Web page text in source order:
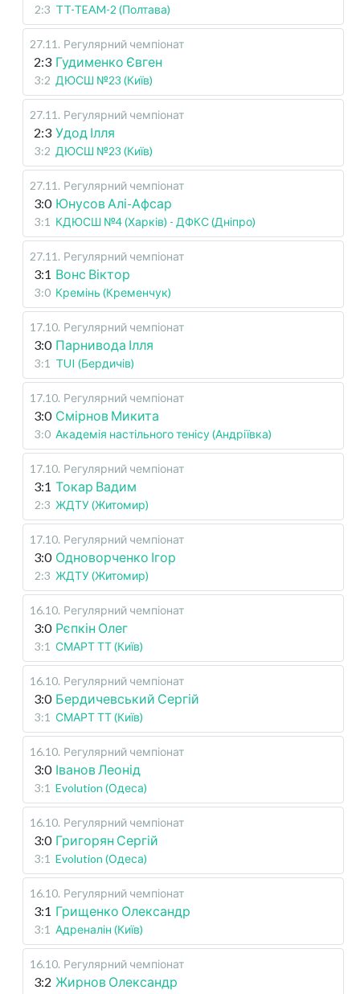
2:3 TT-TEAM-2 (Полтава)
27.11 . Регулярний чемпіонат
2:3 Гудименко Євген
3:2 ДЮСШ №23 (Київ)
27.11 . Регулярний чемпіонат
2:3 Удод Ілля
3:2 ДЮСШ №23 (Київ)
27.11 . Регулярний чемпіонат
3:0 Юнусов Алі-Афсар
3:1 КДЮСШ №4 (Харків) - ДФКС (Дніпро)
27.11 . Регулярний чемпіонат
3:1 Вонс Віктор
3:0 Кремінь (Кременчук)
17.10. Регулярний чемпіонат
3:0 Парнивода Ілля
3:1 TUI (Бердичів)
17.10. Регулярний чемпіонат
3:0 Смірнов Микита
3:0 Академія настільного тенісу (Андріївка)
17.10. Регулярний чемпіонат
3:1 Токар Вадим
2:3 ЖДТУ (Житомир)
17.10. Регулярний чемпіонат
3:0 Одноворченко Ігор
2:3 ЖДТУ (Житомир)
16.10. Регулярний чемпіонат
3:0 Рєпкін Олег
3:1 СМАРТ ТТ (Київ)
16.10. Регулярний чемпіонат
3:0 Бердичевський Сергій
3:1 СМАРТ ТТ (Київ)
16.10. Регулярний чемпіонат
3:0 Іванов Леонід
3:1 Evolution (Одеса)
16.10. Регулярний чемпіонат
3:0 Григорян Сергій
3:1 Evolution (Одеса)
16.10. Регулярний чемпіонат
3:1 Грищенко Олександр
3:1 Адреналін (Київ)
16.10. Регулярний чемпіонат
3:2 Жирнов Олександр